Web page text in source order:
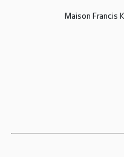
Maison Francis